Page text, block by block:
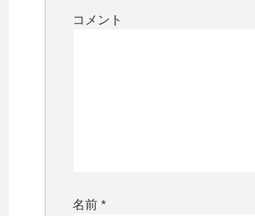
コメント
名前 *